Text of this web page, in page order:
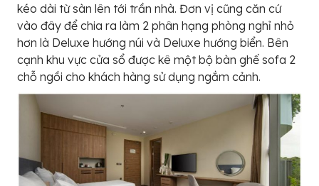
kéo dài từ sàn lên tới trần nhà. Đơn vị cũng căn cứ
vào đây để chia ra làm 2 phân hạng phòng nghỉ nhỏ
hơn là Deluxe hướng núi và Deluxe hướng biển. Bên
cạnh khu vực cửa sổ được kê một bộ bàn ghế sofa 2
chỗ ngồi cho khách hàng sử dụng ngắm cảnh.